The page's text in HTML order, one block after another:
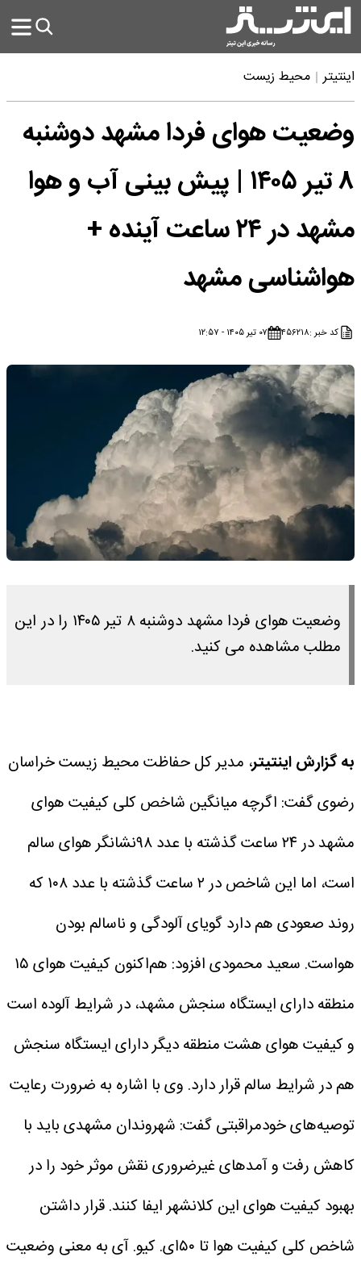
اینتیتر محیط زیست
وضعیت هوای فردا مشهد دوشنبه
۸ تیر ۱۴۰۵ | پیش بینی آب و هوا
مشهد در ۲۴ ساعت آینده +
هواشناسی مشهد
کد خبر :۴۵۶۲۱۸ ۰۷ تیر ۱۴۰۵ - ۱۲:۵۷
وضعیت هوای فردا مشهد دوشنبه ۸ تیر ۱۴۰۵ را در این
مطلب مشاهده می کنید.
به گزارش اینتیتر، مدیر کل حفاظت محیط زیست خراسان
رضوی گفت: اگرچه میانگین شاخص کلی کیفیت هوای
مشهد در ۲۴ ساعت گذشته با عدد ۹۸نشانگر هوای سالم
است، اما این شاخص در ۲ ساعت گذشته با عدد ۱۰۸ که
روند صعودی هم دارد گویای آلودگی و ناسالم بودن
هواست.
سعید محمودی افزود: هم‌اکنون کیفیت هوای ۱۵
منطقه دارای ایستگاه سنجش مشهد، در شرایط آلوده است
و کیفیت هوای هشت منطقه دیگر دارای ایستگاه سنجش
هم در شرایط سالم قرار دارد. وی با اشاره به ضرورت رعایت
توصیه‌های خودمراقبتی گفت: شهروندان مشهدی باید با
کاهش رفت و آمد‌های غیرضروری نقش موثر خود را در
بهبود کیفیت هوای این کلانشهر ایفا کنند.قرار داشتن
شاخص کلی کیفیت هوا تا ۵۰‌ای. کیو. آی به معنی وضعیت